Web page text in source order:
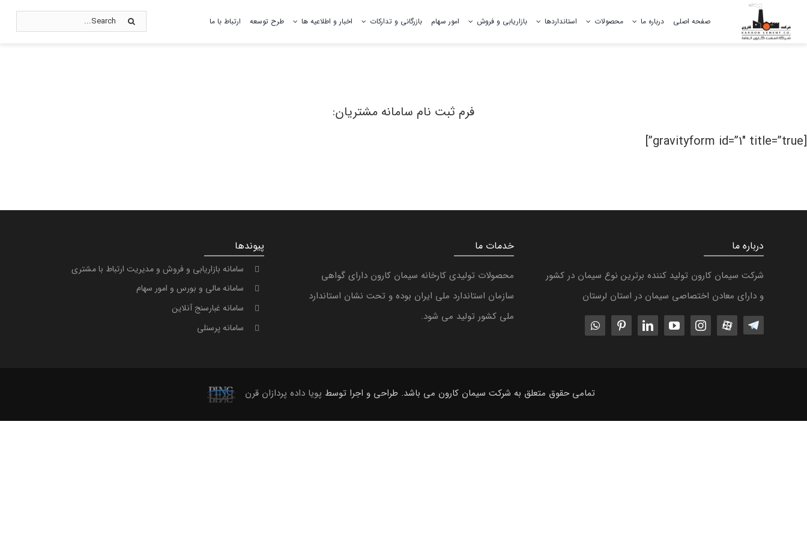
صفحه اصلی درباره ما
پژوهش ها و مقالات تقدیرنامه ها
آموزش
محصولات استانداردها بازاریابی و فروش امور سهام بازرگانی و تدارکات اخبار و اطلاعیه ها طرح توسعه ارتباط با ما
Search
for:
فرم ثبت نام سامانه مشتریان:
[gravityform id=”1″ title=”true”]
درباره ما
شرکت سیمان کارون تولید کننده برترین نوع سیمان در کشور
و دارای معادن اختصاصی سیمان در استان لرستان
خدمات ما
محصولات تولیدی کارخانه سیمان کارون دارای گواهی
سازمان استاندارد ملی ایران بوده و تحت نشان استاندارد
ملی کشور تولید می شود.
پیوندها
سامانه بازاریابی و فروش و مدیریت ارتباط با مشتری
سامانه مالی و بورس و امور سهام
سامانه غبارسنج آنلاین
سامانه پرسنلی
تمامی حقوق متعلق به شرکت سیمان کارون می باشد. طراحی و اجرا توسط پویا داده پردازان قرن